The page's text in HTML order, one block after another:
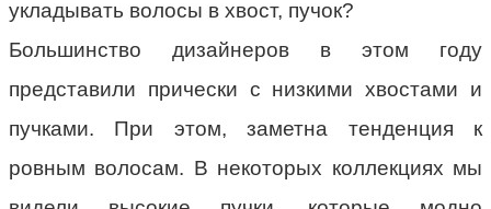
укладывать волосы в хвост, пучок?
Большинство дизайнеров в этом году
представили прически с низкими хвостами и
пучками. При этом, заметна тенденция к
ровным волосам. В некоторых коллекциях мы